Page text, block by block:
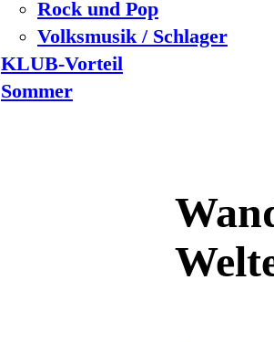
Rock und Pop
Volksmusik / Schlager
KLUB-Vorteil
Sommer